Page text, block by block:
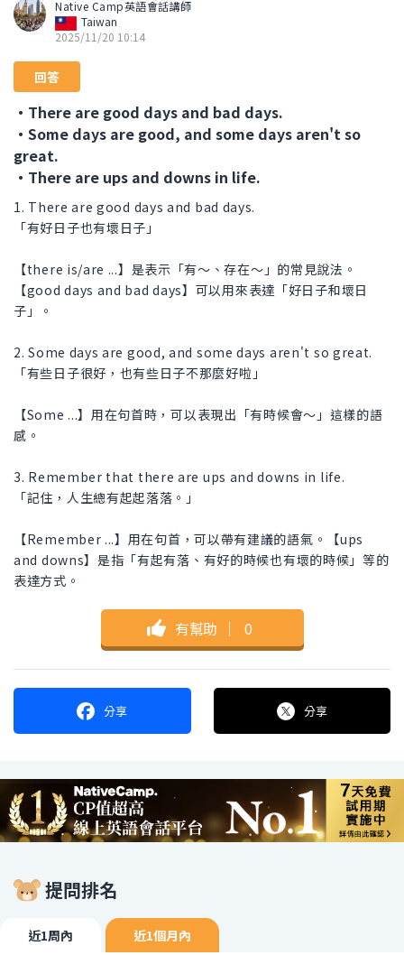
Native Camp英語會話講師
Taiwan
2025/11/20 10:14
回答
・There are good days and bad days.
・Some days are good, and some days aren't so
great.
・There are ups and downs in life.
1. There are good days and bad days.
「有好日子也有壞日子」
【there is/are ...】是表示「有～、存在～」的常見說法。
【good days and bad days】可以用來表達「好日子和壞日
子」。
2. Some days are good, and some days aren't so great.
「有些日子很好，也有些日子不那麼好啦」
【Some ...】用在句首時，可以表現出「有時候會～」這樣的語
感。
3. Remember that there are ups and downs in life.
「記住，人生總有起起落落。」
【Remember ...】用在句首，可以帶有建議的語氣。【ups
and downs】是指「有起有落、有好的時候也有壞的時候」等的
表達方式。
有幫助 ｜ 0
分享 分享
提問排名
近1周內 近1個月內